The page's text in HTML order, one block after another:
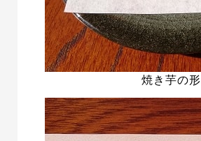
焼き芋の形